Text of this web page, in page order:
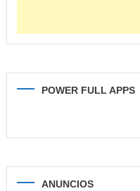
POWER FULL APPS
ANUNCIOS